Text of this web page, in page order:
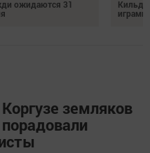
ожидаются 31
играми
земляков